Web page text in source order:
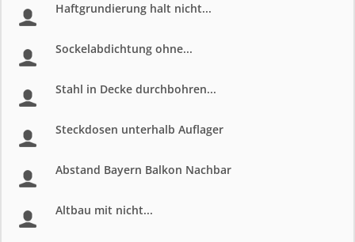
Haftgrundierung halt nicht...
Sockelabdichtung ohne...
Stahl in Decke durchbohren...
Steckdosen unterhalb Auflager
Abstand Bayern Balkon Nachbar
Altbau mit nicht...